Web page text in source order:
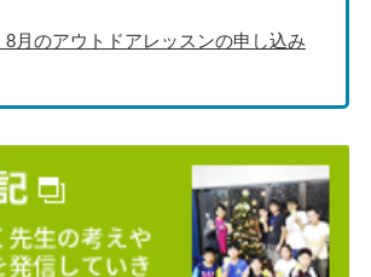
8月のアウトドアレッスンの申し込み